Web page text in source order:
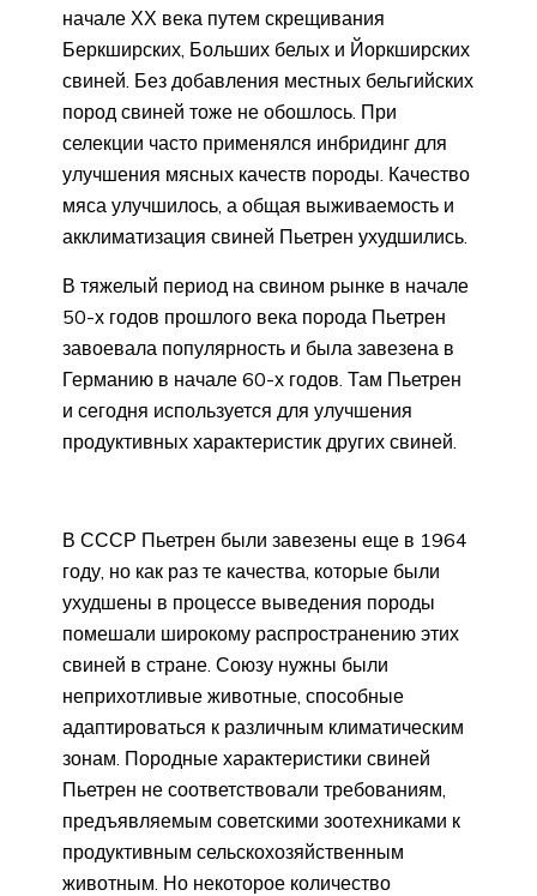
начале ХХ века путем скрещивания
Беркширских, Больших белых и Йоркширских
свиней. Без добавления местных бельгийских
пород свиней тоже не обошлось. При
селекции часто применялся инбридинг для
улучшения мясных качеств породы. Качество
мяса улучшилось, а общая выживаемость и
акклиматизация свиней Пьетрен ухудшились.
В тяжелый период на свином рынке в начале
50-х годов прошлого века порода Пьетрен
завоевала популярность и была завезена в
Германию в начале 60-х годов. Там Пьетрен
и сегодня используется для улучшения
продуктивных характеристик других свиней.
В СССР Пьетрен были завезены еще в 1964
году, но как раз те качества, которые были
ухудшены в процессе выведения породы
помешали широкому распространению этих
свиней в стране. Союзу нужны были
неприхотливые животные, способные
адаптироваться к различным климатическим
зонам. Породные характеристики свиней
Пьетрен не соответствовали требованиям,
предъявляемым советскими зоотехниками к
продуктивным сельскохозяйственным
животным. Но некоторое количество